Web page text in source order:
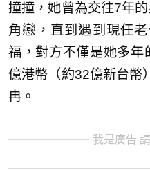
撞撞，她曾為交往7年
角戀，直到遇到現任
福，對方不僅是她多年
億港幣（約32億新台幣
冉。
我是廣告